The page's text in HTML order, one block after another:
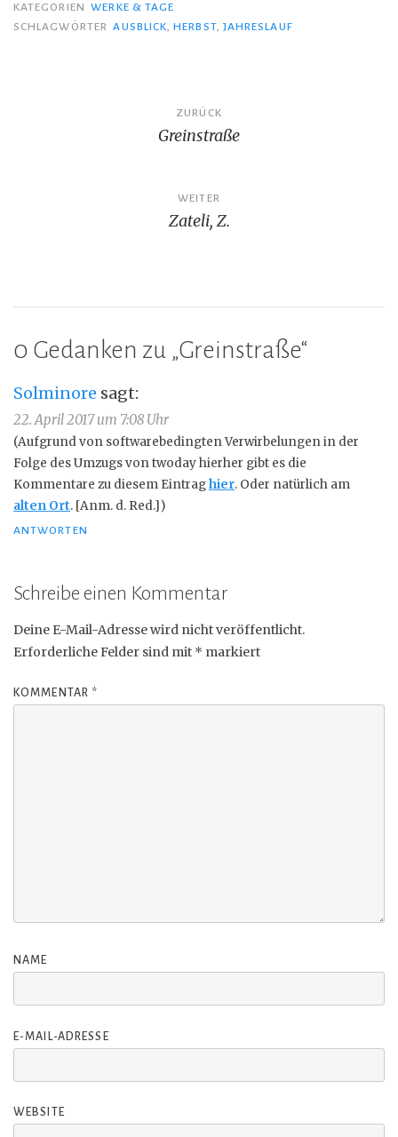
KATEGORIEN WERKE & TAGE
SCHLAGWÖRTER AUSBLICK,HERBST, JAHRESLAUF
Beitragsnavigation
ZURÜCK
Greinstraße
WEITER
Zateli, Z.
0 Gedanken zu „Greinstraße“
Solminore sagt:
22. April 2017 um 7:08 Uhr
(Aufgrund von softwarebedingten Verwirbelungen in der
Folge des Umzugs von twoday hierher gibt es die
Kommentare zu diesem Eintraghier. Oder natürlich am
alten Ort. [Anm. d. Red.])
ANTWORTEN
Schreibe einen Kommentar
Deine E-Mail-Adresse wird nicht veröffentlicht.
Erforderliche Felder sind mit * markiert
KOMMENTAR *
NAME
E-MAIL-ADRESSE
WEBSITE